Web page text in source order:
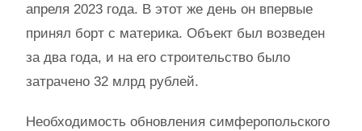
апреля 2023 года. В этот же день он впервые
принял борт с материка. Объект был возведен
за два года, и на его строительство было
затрачено 32 млрд рублей.
Необходимость обновления симферопольского